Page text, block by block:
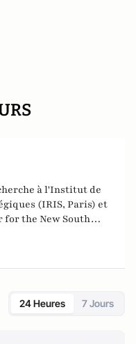
à l'Institut de
(IRIS, Paris) et
for the New South
24 Heures 7 Jours